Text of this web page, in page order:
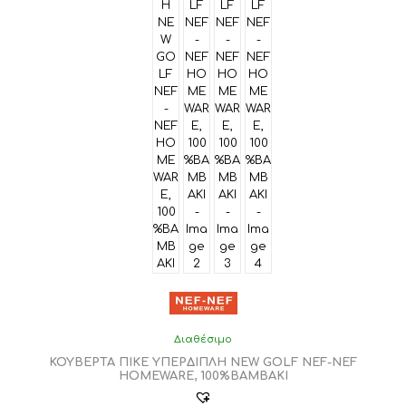
Διαθέσιμο
ΚΟΥΒΕΡΤΑ ΠΙΚΕ ΥΠΕΡΔΙΠΛΗ NEW GOLF NEF-NEF
HOMEWARE, 100%ΒΑΜΒΑΚΙ